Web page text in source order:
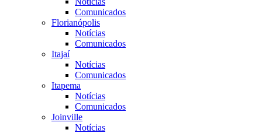
Comunicados
Florianópolis
Notícias
Comunicados
Itajaí
Notícias
Comunicados
Itapema
Notícias
Comunicados
Joinville
Notícias